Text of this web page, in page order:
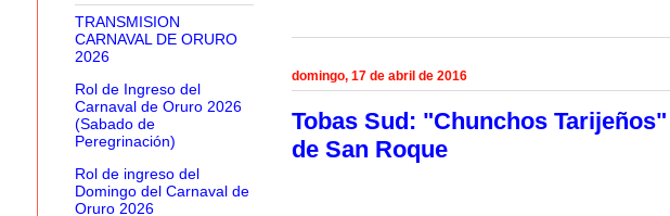
domingo, 17 de abril de 2016
Tobas Sud: "Chunchos
de San Roque
TRANSMISION
CARNAVAL DE ORURO
2026
Rol de Ingreso del
Carnaval de Oruro 2026
(Sabado de
Peregrinación)
Rol de ingreso del
Domingo del Carnaval de
Oruro 2026